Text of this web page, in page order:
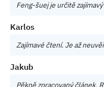
Feng-šuej je určitě
Karlos
Zajímavé čtení. Je až
Jakub
Pěkně zpracovaný článek.